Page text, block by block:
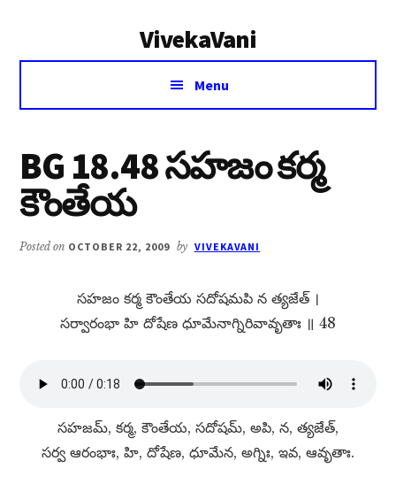
VivekaVani
Voice
Vivekananda
Menu
BG 18.48 సహజం కర్మ
కౌంతేయ
Posted on OCTOBER 22, 2009 by VIVEKAVANI
సహజం కర్మ కౌంతేయ సదోషమపి న త్యజేత్​ ।
సర్వారంభా హి దోషేణ ధూమేనాగ్నిరివావృతాః ॥ 48
సహజమ్​, కర్మ, కౌంతేయ, సదోషమ్​, అపి, న, త్యజేత్​,
సర్వ ఆరంభాః, హి, దోషేణ, ధూమేన, అగ్నిః, ఇవ, ఆవృతాః.